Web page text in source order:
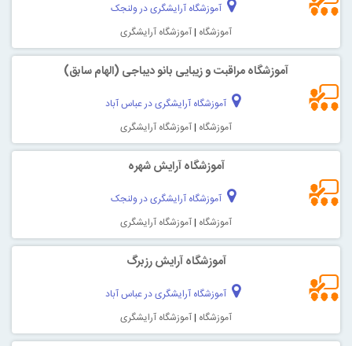
آموزشگاه آرایشگری در ولنجک
آموزشگاه |آموزشگاه آرایشگری
آموزشگاه مراقبت و زیبایی بانو دیباجی (الهام سابق)
آموزشگاه آرایشگری در عباس آباد
آموزشگاه |آموزشگاه آرایشگری
آموزشگاه آرایش شهره
آموزشگاه آرایشگری در ولنجک
آموزشگاه |آموزشگاه آرایشگری
آموزشگاه آرایش رزبرگ
آموزشگاه آرایشگری در عباس آباد
آموزشگاه |آموزشگاه آرایشگری